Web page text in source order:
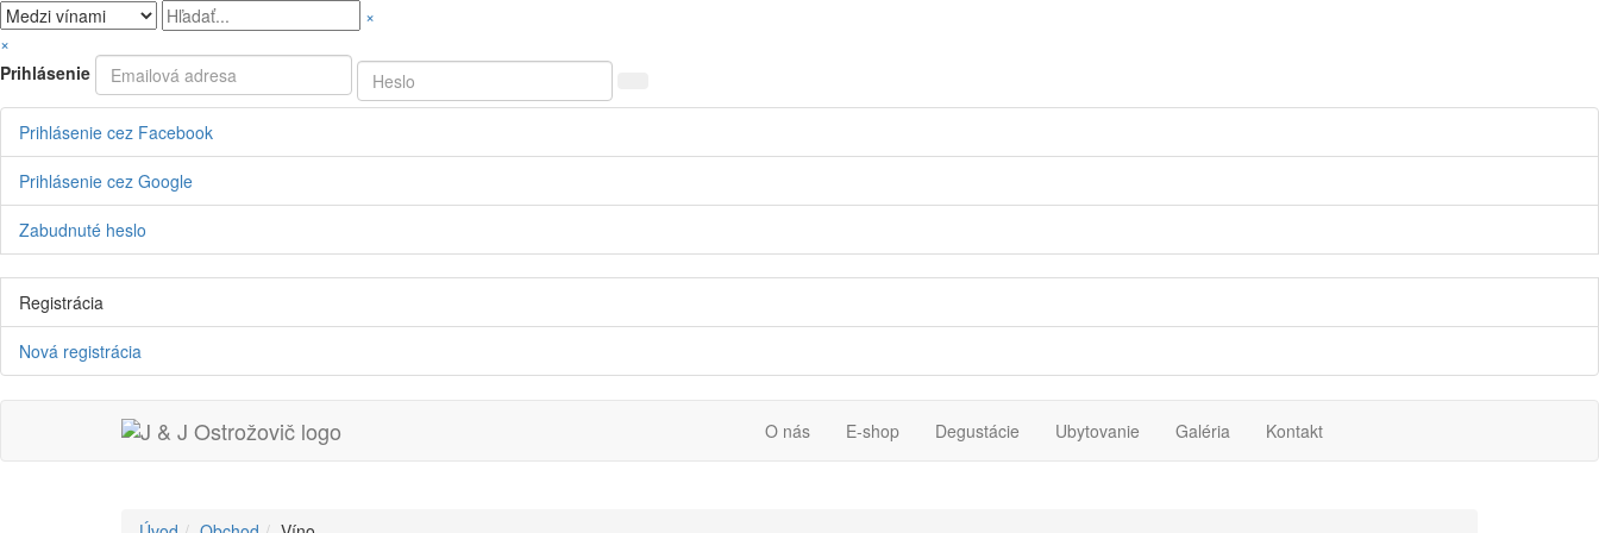
×
×
Prihlásenie
Prihlásenie cez Facebook
Prihlásenie cez Google
Zabudnuté heslo
Registrácia
Nová registrácia
O nás E-shop Degustácie Ubytovanie Galéria Kontakt